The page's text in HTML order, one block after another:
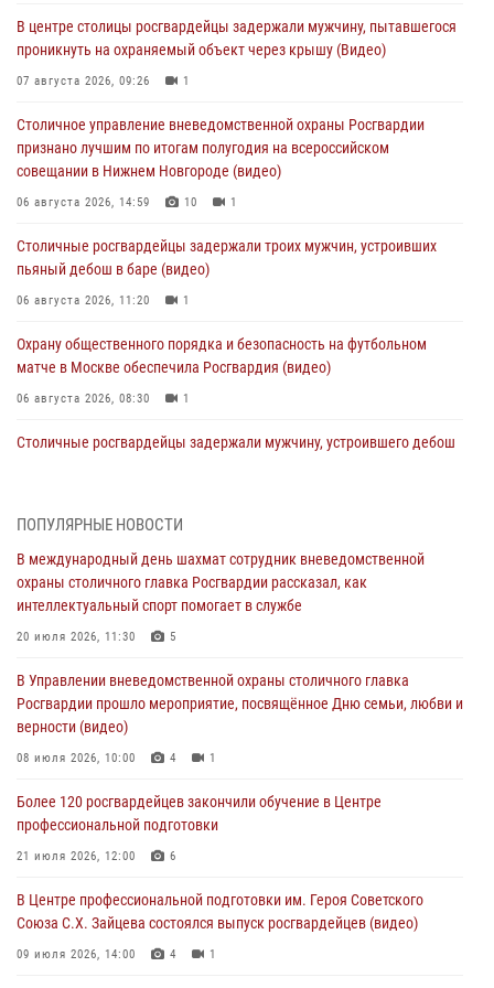
В центре столицы росгвардейцы задержали мужчину, пытавшегося
проникнуть на охраняемый объект через крышу (Видео)
07 августа 2026, 09:26 1
Столичное управление вневедомственной охраны Росгвардии
признано лучшим по итогам полугодия на всероссийском
совещании в Нижнем Новгороде (видео)
06 августа 2026, 14:59 10 1
Столичные росгвардейцы задержали троих мужчин, устроивших
пьяный дебош в баре (видео)
06 августа 2026, 11:20 1
Охрану общественного порядка и безопасность на футбольном
матче в Москве обеспечила Росгвардия (видео)
06 августа 2026, 08:30 1
Столичные росгвардейцы задержали мужчину, устроившего дебош
футбольного матча Кубка России (Видео)
05 августа 2026, 12:35
Делегация МВД Республики Беларусь ознакомилась с передовыми
04 августа 2026, 18:16
В столичном главке Росгвардии завершился чемпионат по самбо и
боевому самбо. (видео)
Офицер Росгвардии стал гостем прямого эфира на «Радио Москвы»
и рассказал о работе дежурных частей
ПОПУЛЯРНЫЕ НОВОСТИ
В международный день шахмат сотрудник вневедомственной
охраны столичного главка Росгвардии рассказал, как
интеллектуальный спорт помогает в службе
20 июля 2026, 11:30 5
В Управлении вневедомственной охраны столичного главка
Росгвардии прошло мероприятие, посвящённое Дню семьи, любви и
верности (видео)
08 июля 2026, 10:00 4 1
Более 120 росгвардейцев закончили обучение в Центре
профессиональной подготовки
21 июля 2026, 12:00 6
В Центре профессиональной подготовки им. Героя Советского
Союза С.Х. Зайцева состоялся выпуск росгвардейцев (видео)
09 июля 2026, 14:00 4 1